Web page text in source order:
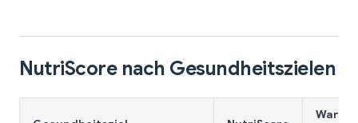
NutriScore nach Gesundheitszielen